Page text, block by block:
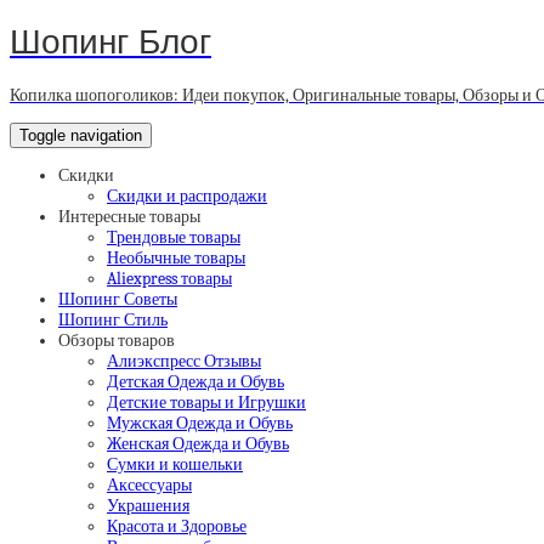
Шопинг Блог
Копилка шопоголиков: Идеи покупок, Оригинальные товары, Обзоры и
Toggle navigation
Скидки
Скидки и распродажи
Интересные товары
Трендовые товары
Необычные товары
Aliexpress товары
Шопинг Советы
Шопинг Стиль
Обзоры товаров
Алиэкспресс Отзывы
Детская Одежда и Обувь
Детские товары и Игрушки
Мужская Одежда и Обувь
Женская Одежда и Обувь
Сумки и кошельки
Аксессуары
Украшения
Красота и Здоровье